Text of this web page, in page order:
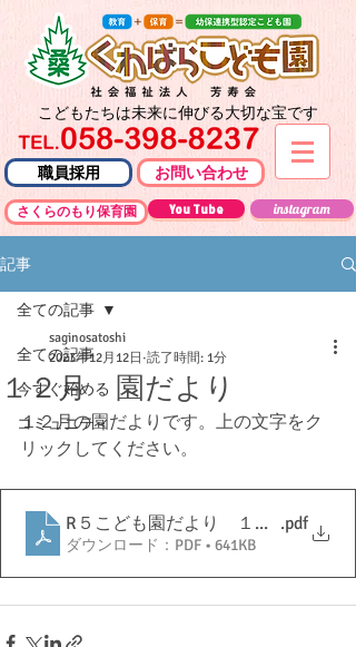
こどもたちは未来に伸びる大切な宝です
職員採用 お問い合わせ
さくらのもり保育園 You Tube instagram
記事
全ての記事
今すぐ始める
コミュニティ
全ての記事
１２月 園だより
saginosatoshi
2023年12月12日 読了時間: 1分
１２月の園だよりです。上の文字をク
リックしてください。
R５こども園だより １２月.pdf
ダウンロード：PDF • 641KB